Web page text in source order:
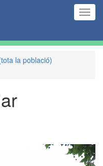
la població)